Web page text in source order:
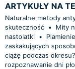
ARTYKUŁY NA
Naturalne metody
skuteczność •
Mity
nastolatki •
zaskakujących
ciążę podczas okresu?
rozpoznawanie dni